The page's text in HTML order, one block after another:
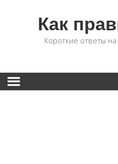
Как
Короткие ответы